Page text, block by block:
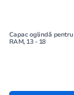
Capac oglindă pentru
RAM, 13 - 18